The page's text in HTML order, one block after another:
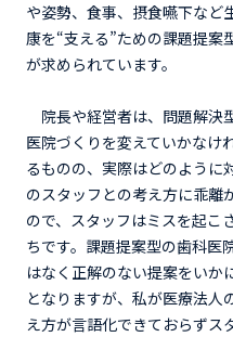
や姿勢、食事、摂食嚥下など
康を“支える”ための課題提案
が求められています。
院長や経営者は、問題解決
医院づくりを変えていかなけ
るものの、実際はどのように
のスタッフとの考え方に乖離
ので、スタッフはミスを起こ
ちです。課題提案型の歯科医
はなく正解のない提案をいか
となりますが、私が医療法人
え方が言語化できておらずス